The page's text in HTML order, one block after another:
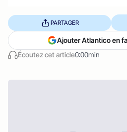
Écoutez cet article0:00min
PARTAGER
Ajouter Atlantico en